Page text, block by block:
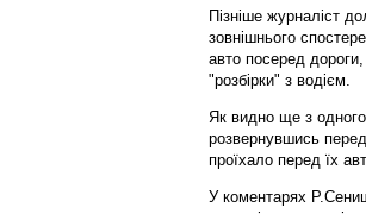
Пізніше журналіст
зовнішнього
авто посеред
"розбірки" з водієм.
Як видно ще з
розвернувшись
проїхало перед їх
У коментарях